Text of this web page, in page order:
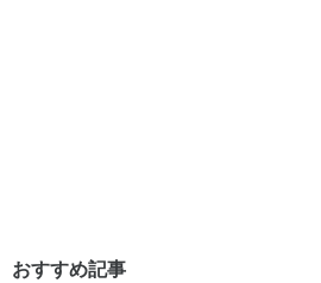
おすすめ記事